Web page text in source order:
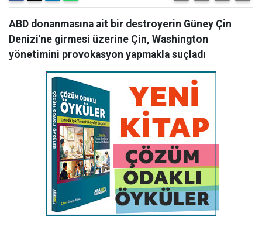
ABD donanmasına ait bir destroyerin Güney Çin
Denizi'ne girmesi üzerine Çin, Washington
yönetimini provokasyon yapmakla suçladı